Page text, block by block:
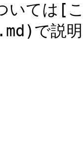
ついて